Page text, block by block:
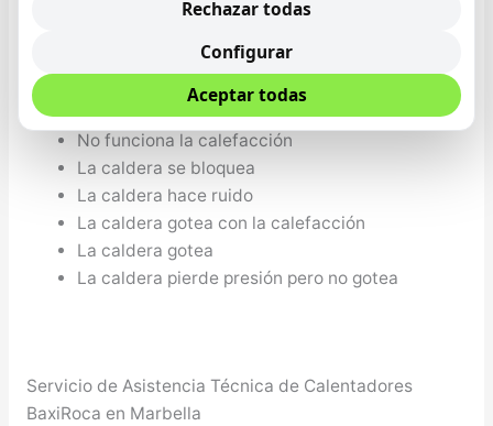
La caldera no arranca, no hace nada
La caldera si arranca pero no sale agua caliente
No sale el agua lo suficientemente caliente
No funciona la calefacción
La caldera se bloquea
La caldera hace ruido
La caldera gotea con la calefacción
La caldera gotea
La caldera pierde presión pero no gotea
Servicio de Asistencia Técnica de Calentadores
BaxiRoca en Marbella
Rechazar todas
Configurar
Aceptar todas